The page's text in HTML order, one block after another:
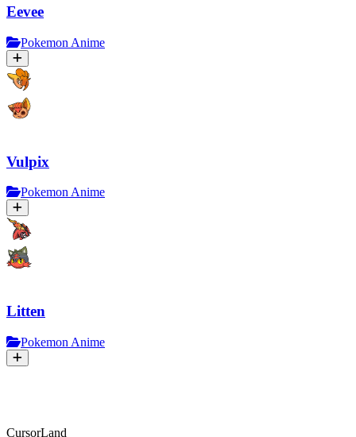
Eevee
Pokemon Anime
Vulpix
Pokemon Anime
Litten
Pokemon Anime
CursorLand